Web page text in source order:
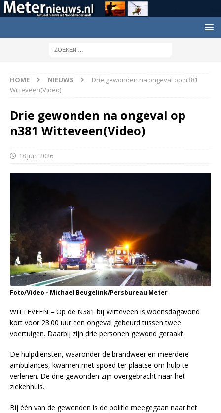
HOME NIEUWS
Drie gewonden na ongeval op n381
Witteveen(Video)
Drie gewonden na ongeval op
n381 Witteveen(Video)
18 juni 2026
Foto/Video - Michael Beugelink/Persbureau Meter
WITTEVEEN – Op de N381 bij Witteveen is woensdagavond
kort voor 23.00 uur een ongeval gebeurd tussen twee
voertuigen. Daarbij zijn drie personen gewond geraakt.
De hulpdiensten, waaronder de brandweer en meerdere
ambulances, kwamen met spoed ter plaatse om hulp te
verlenen. De drie gewonden zijn overgebracht naar het
ziekenhuis.
Bij één van de gewonden is de politie meegegaan naar het